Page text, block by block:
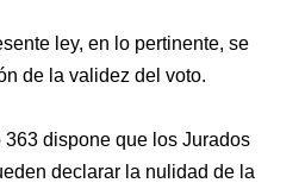
ley, en lo pertinente, se
de la validez del voto.
dispone que los Jurados
declarar la nulidad de la